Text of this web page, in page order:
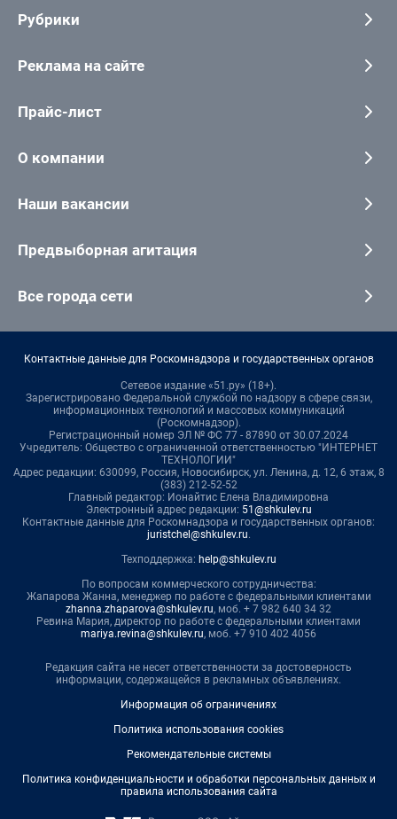
Рубрики
Реклама на сайте
Прайс-лист
О компании
Наши вакансии
Предвыборная агитация
Все города сети
Контактные данные для Роскомнадзора и государственных органов
Сетевое издание «51.ру» (18+).
Зарегистрировано Федеральной службой по надзору в сфере связи,
информационных технологий и массовых коммуникаций
(Роскомнадзор).
Регистрационный номер ЭЛ № ФС 77 - 87890 от 30.07.2024
Учредитель: Общество с ограниченной ответственностью "ИНТЕРНЕТ
ТЕХНОЛОГИИ"
Адрес редакции: 630099, Россия, Новосибирск, ул. Ленина, д. 12, 6 этаж, 8
(383) 212-52-52
Главный редактор: Ионайтис Елена Владимировна
Электронный адрес редакции: 51@shkulev.ru
Контактные данные для Роскомнадзора и государственных органов:
juristchel@shkulev.ru.
Техподдержка: help@shkulev.ru
По вопросам коммерческого сотрудничества:
Жапарова Жанна, менеджер по работе с федеральными клиентами
zhanna.zhaparova@shkulev.ru, моб. + 7 982 640 34 32
Ревина Мария, директор по работе с федеральными клиентами
mariya.revina@shkulev.ru, моб. +7 910 402 4056
Редакция сайта не несет ответственности за достоверность
информации, содержащейся в рекламных объявлениях.
Информация об ограничениях
Политика использования cookies
Рекомендательные системы
Политика конфиденциальности и обработки персональных данных и
правила использования сайта